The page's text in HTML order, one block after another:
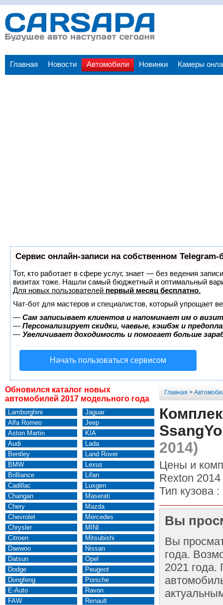
Главная Новости Автомобили Новинки Камеры
Сервис онлайн-записи на собственном Telegram-
Тот, кто работает в сфере услуг, знает — без ведения
визитах тоже. Нашли самый бюджетный и оптимальный
Для новых пользователей первый месяц бесплатно.
Чат-бот для мастеров и специалистов, который упрощает
— Сам записывает клиентов и напоминает им о
— Персонализирует скидки, чаевые, кэшбэк и
— Увеличивает доходимость и помогает больше
Начать пользоваться сервисом
Обновился каталог новых
автомобилей 2017 модельного года
Lamborghini
Alfa Romeo
Aston Martin
Audi
Bentley
BMW
Brilliance
Cadillac
Changan
Chery
Chevrolet
Chrysler
Citroen
Daewoo
Datsun
Dodge
Dongfeng
E-Auto
FAW
Jaguar
Jeep
KIA
Lada
Land Rover
Lexus
Lifan
Luxgen
Maserati
Mazda
Mercedes
MINI
Mitsubishi
Nissan
Opel
Peugeot
Porsche
Ravon
Renault
Главная >
2014)
Цены и
Rexton 2014
Тип кузова :
Вы
Вы
года.
2021 года.